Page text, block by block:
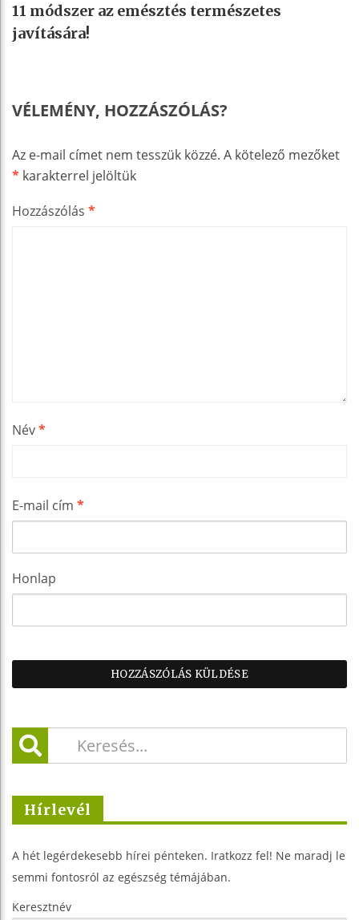
11 módszer az emésztés természetes
javítására!
VÉLEMÉNY, HOZZÁSZÓLÁS?
Az e-mail címet nem tesszük közzé. A kötelező mezőket
* karakterrel jelöltük
Hozzászólás *
Név*
E-mail cím *
Honlap
Hírlevél
A hét legérdekesebb hírei pénteken. Iratkozz fel! Ne maradj le
semmi fontosról az egészség témájában.
Keresztnév